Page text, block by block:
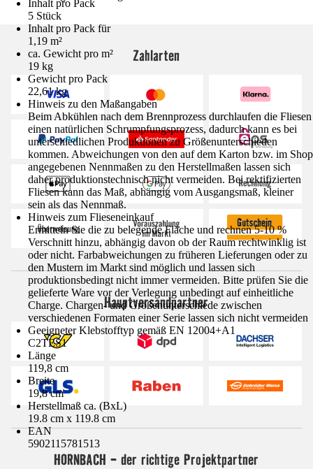
Inhalt pro Pack
5 Stück
Inhalt pro Pack für
1,19 m²
ca. Gewicht pro m²
19 kg
Gewicht pro Pack
22,61 kg
Hinweis zu den Maßangaben
Beim Abkühlen nach dem Brennprozess durchlaufen die Fliesen
einen natürlichen Schrumpfungsprozess, dadurch kann es bei
unterschiedlichen Produktionen zu Größenunterschieden
kommen. Abweichungen von den auf dem Karton bzw. im Shop
angegebenen Nennmaßen zu den Herstellmaßen lassen sich
daher produktionstechnisch nicht vermeiden. Bei rektifizierten
Fliesen kann das Maß, abhängig vom Ausgangsmaß, kleiner
sein als das Nennmaß.
Hinweis zum Flieseneinkauf
Ermitteln Sie die zu belegende Fläche und rechnen 5-10 %
Verschnitt hinzu, abhängig davon ob der Raum rechtwinklig ist
oder nicht. Farbabweichungen zu früheren Lieferungen oder zu
den Mustern im Markt sind möglich und lassen sich
produktionsbedingt nicht immer vermeiden. Bitte prüfen Sie die
gelieferte Ware vor der Verlegung unbedingt auf einheitliche
Charge. Chargen- und Größenunterschiede zwischen
verschiedenen Formaten einer Serie lassen sich nicht vermeiden
Geeigneter Klebstofftyp gemäß EN 12004+A1
C2TES1
Länge
119,8 cm
Breite
19,8 cm
Herstellmaß ca. (BxL)
19.8 cm x 119.8 cm
EAN
5902115781513
Zahlarten
Hauptversandpartner
HORNBACH - der richtige Projektpartner